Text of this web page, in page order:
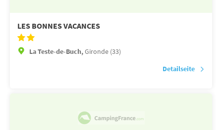
LES BONNES VACANCES
La Teste-de-Buch,Gironde (33)
Detailseite